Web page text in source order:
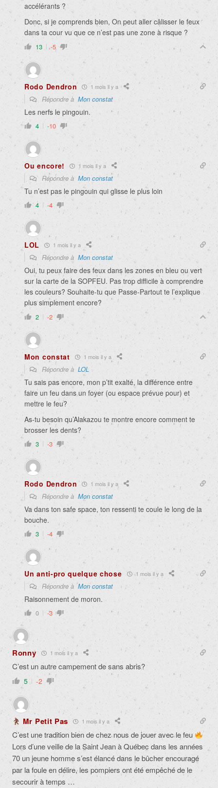
accélérants ?
Donc, si je comprends bien, On peut aller câlisser le feux
dans ta cour vu que ce n’est pas une zone à risque ?
13 -5
Rodo Dendron 1 mois il y a
Répondre à Mon constat
Les nerfs le pingouin.
4 -10
Ou encore! 1 mois il y a
Répondre à Mon constat
Tu n’est pas le pingouin qui glisse le plus loin
4 -4
LOL 1 mois il y a
Répondre à Mon constat
Oui, tu peux faire des feux dans les zones en bleu ou vert
sur la carte de la SOPFEU. Pas trop difficile à comprendre
les couleurs? Souhaite-tu que Passe-Partout te l’explique
plus simplement encore?
2 -2
Mon constat 1 mois il y a
Répondre à LOL
Tu sais pas encore, mon p’tit exalté, la différence entre
faire un feu dans un foyer (ou espace prévue pour) et
mettre le feu?
As-tu besoin qu’Alakazou te montre encore comment te
brosser les dents?
3 -3
Rodo Dendron 1 mois il y a
Répondre à Mon constat
Va dans ton safe space, ton ressenti te coule le long de la
bouche.
3 -4
Un anti-pro quelque chose 1 mois il y a
Répondre àMon constat
Raisonnement de moron.
0 -3
Ronny 1 mois il y a
C’est un autre campement de sans abris?
5 -2
Mr Petit Pas 1 mois il y a
C’est une tradition bien de chez nous de jouer avec le feu
Lors d’une veille de la Saint Jean à Québec dans les années
70 un jeune homme s’est élancé dans le bûcher encouragé
par la foule en délire, les pompiers ont été empêché de le
secourir à temps …